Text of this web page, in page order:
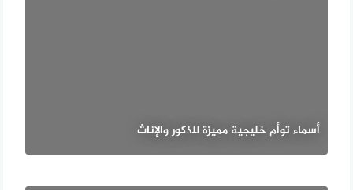
أسماء توأم خليجية مميزة للذكور والإناث